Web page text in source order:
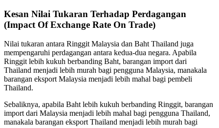
Kesan Nilai Tukaran Terhadap Perdagangan
(Impact Of Exchange Rate On Trade)
Nilai tukaran antara Ringgit Malaysia dan Baht Thailand juga
mempengaruhi perdagangan antara kedua-dua negara. Apabila
Ringgit lebih kukuh berbanding Baht, barangan import dari
Thailand menjadi lebih murah bagi pengguna Malaysia, manakala
barangan eksport Malaysia menjadi lebih mahal bagi pembeli
Thailand.
Sebaliknya, apabila Baht lebih kukuh berbanding Ringgit, barangan
import dari Malaysia menjadi lebih mahal bagi pengguna Thailand,
manakala barangan eksport Thailand menjadi lebih murah bagi